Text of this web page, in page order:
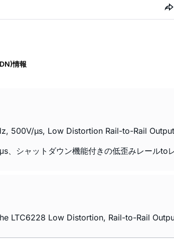
情報
500V/µs, Low Distortion Rail-to-Rail
シャットダウン機能付きの低歪みレールto
LTC6228 Low Distortion, Rail-to-Rail